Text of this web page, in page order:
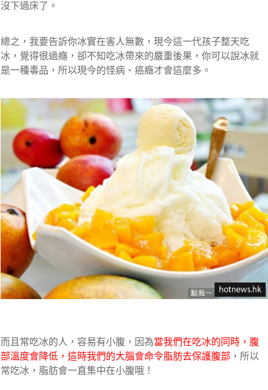
沒下過床了。
總之，我要告訴你冰實在害人無數，現今這一代孩子整天吃
冰，覺得很過癮，卻不知吃冰帶來的嚴重後果，你可以說冰就
是一種毒品，所以現今的怪病、癌癥才會這麼多。
而且常吃冰的人，容易有小腹 ，因為當我們在吃冰的同時，腹
部溫度會降低，這時我們的大腦會命令脂肪去保護腹部 ，所以
常吃冰，脂肪會一直集中在小腹哦！